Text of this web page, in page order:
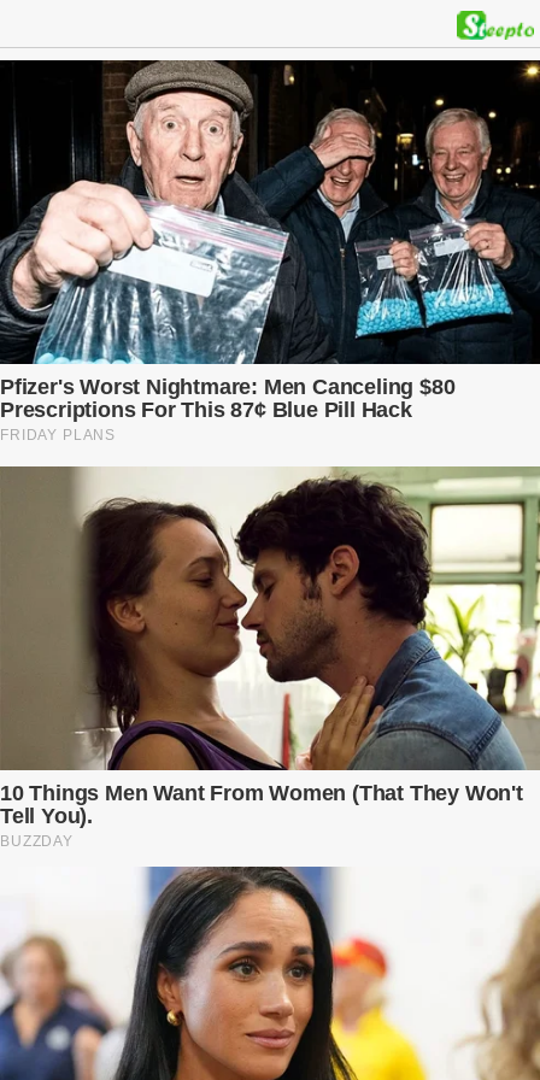
kế hoạch được chuẩn bị kỹ lưỡng để người đàn ông phản bội ấy
phải trả giá … Hà Nội, mùa thu năm 2018, cái lạnh len lỏi qua từng
khe cửa gỗ cũ kỹ. Trong một căn biệt thự sang trọng ở phố Tây Hồ,
Ngọc Anh ngồi lặng lẽ trên ghế sofa, tay đặt lên bụng – nơi hai sinh
linh bé bỏng đang lớn dần từng ngày. Cô chưa bao giờ nghĩ mình sẽ
phải sống trong sợ hãi khi mang thai, đặc biệt là sợ… chính chồng
mình. Trí – người chồng mà cô từng yêu đến mù quáng, đã không
còn là người đàn ông của ngày đầu. Thành đạt, quyền lực, nhưng
cũng dối trá và lạnh lùng. Gần đây, anh hay về muộn, thậm chí có
đêm không về. Và rồi, trong một bữa cơm tối vắng lặng, Trí ném
xuống bàn ly n...